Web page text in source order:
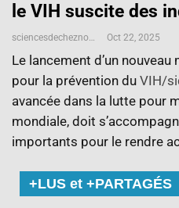
le VIH suscite des
sciencesdecheznous@gmail.com Oct 22, 2025
Le lancement d’un
pour la prévention du VIH/
avancée dans la lutte pour
mondiale, doit
importants pour le rendre
+LUS et +PARTAGÉS